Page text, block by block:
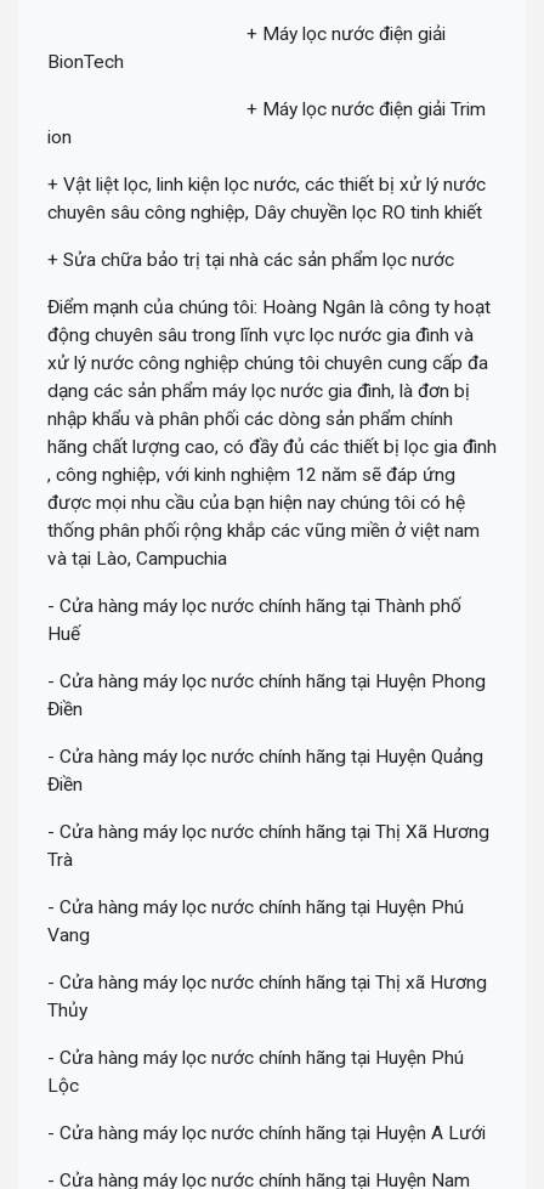
+ Máy lọc nước điện giải
BionTech
+ Máy lọc nước điện giải Trim
ion
+ Vật liệt lọc, linh kiện lọc nước, các thiết bị xử lý nước
chuyên sâu công nghiệp, Dây chuyền lọc RO tinh khiết
+ Sửa chữa bảo trị tại nhà các sản phẩm lọc nước
Điểm mạnh của chúng tôi: Hoàng Ngân là công ty hoạt
động chuyên sâu trong lĩnh vực lọc nước gia đình và
xử lý nước công nghiệp chúng tôi chuyên cung cấp đa
dạng các sản phẩm máy lọc nước gia đình, là đơn bị
nhập khẩu và phân phối các dòng sản phẩm chính
hãng chất lượng cao, có đầy đủ các thiết bị lọc gia đình
, công nghiệp, với kinh nghiệm 12 năm sẽ đáp ứng
được mọi nhu cầu của bạn hiện nay chúng tôi có hệ
thống phân phối rộng khắp các vũng miền ở việt nam
và tại Lào, Campuchia
- Cửa hàng máy lọc nước chính hãng tại Thành phố
Huế
- Cửa hàng máy lọc nước chính hãng tại Huyện Phong
Điền
- Cửa hàng máy lọc nước chính hãng tại Huyện Quảng
Điền
- Cửa hàng máy lọc nước chính hãng tại Thị Xã Hương
Trà
- Cửa hàng máy lọc nước chính hãng tại Huyện Phú
Vang
- Cửa hàng máy lọc nước chính hãng tại Thị xã Hương
Thủy
- Cửa hàng máy lọc nước chính hãng tại Huyện Phú
Lộc
- Cửa hàng máy lọc nước chính hãng tại Huyện A Lưới
- Cửa hàng máy lọc nước chính hãng tại Huyện Nam